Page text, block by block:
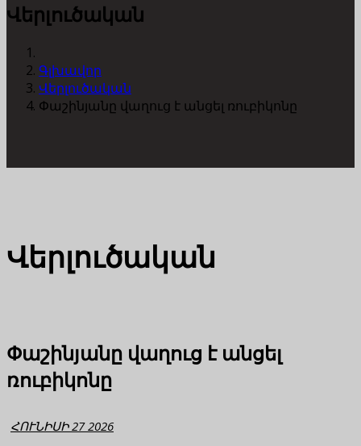
Վերլուծական
Գլխավոր
Վերլուծական
Փաշինյանը վաղուց է անցել ռուբիկոնը
Վերլուծական
Փաշինյանը վաղուց է անցել
ռուբիկոնը
ՀՈՒՆԻՍԻ 27 2026